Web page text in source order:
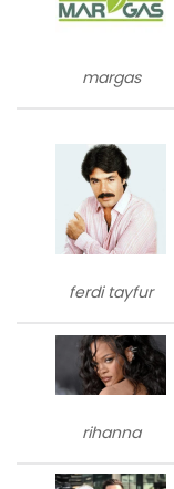
margas
ferdi tayfur
rihanna